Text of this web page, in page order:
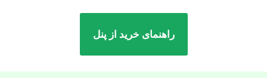
راهنمای خرید از پنل